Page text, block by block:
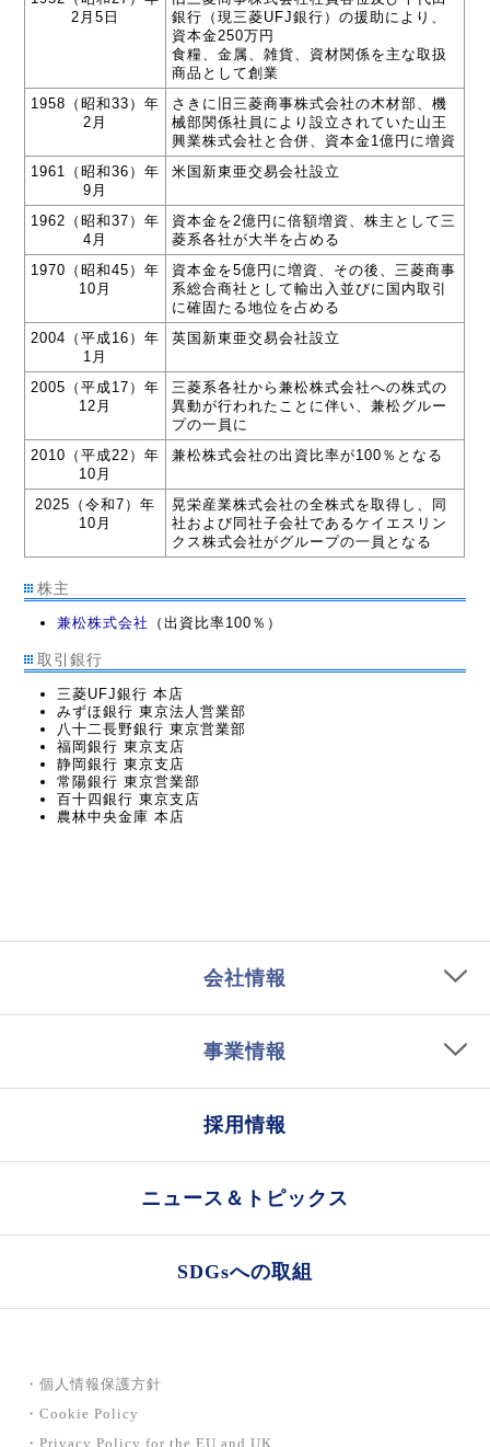
2月5日
銀行（現三菱UFJ銀行）の援助により、
資本金250万円
食糧、金属、雑貨、資材関係を主な取扱
商品として創業
1958（昭和33）年
2月
さきに旧三菱商事株式会社の木材部、機
械部関係社員により設立されていた山王
興業株式会社と合併、資本金1億円に増資
1961（昭和36）年
9月
米国新東亜交易会社設立
1962（昭和37）年
4月
資本金を2億円に倍額増資、株主として三
菱系各社が大半を占める
1970（昭和45）年
10月
資本金を5億円に増資、その後、三菱商事
系総合商社として輸出入並びに国内取引
に確固たる地位を占める
2004（平成16）年
1月
英国新東亜交易会社設立
2005（平成17）年
12月
三菱系各社から兼松株式会社への株式の
異動が行われたことに伴い、兼松グルー
プの一員に
2010（平成22）年
10月
兼松株式会社の出資比率が100％となる
2025（令和7）年
10月
晃栄産業株式会社の全株式を取得し、同
社および同社子会社であるケイエスリン
クス株式会社がグループの一員となる
株主
兼松株式会社 （出資比率100％）
取引銀行
三菱UFJ銀行 本店
みずほ銀行 東京法人営業部
八十二長野銀行 東京営業部
福岡銀行 東京支店
静岡銀行 東京支店
常陽銀行 東京営業部
百十四銀行 東京支店
農林中央金庫 本店
会社情報
事業情報
採用情報
ニュース＆トピックス
SDGsへの取組
・個人情報保護方針
・Cookie Policy
・Privacy Policy for the EU and UK